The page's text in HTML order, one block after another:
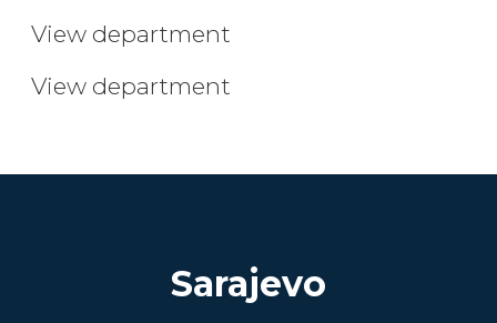
View department
View department
Sarajevo